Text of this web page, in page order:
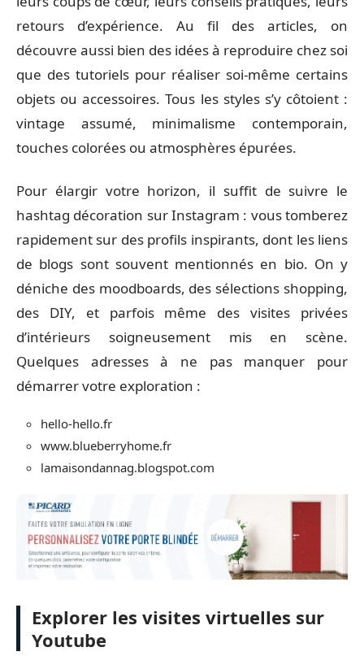
retours d’expérience. Au fil des articles, on
découvre aussi bien des idées à reproduire chez soi
que des tutoriels pour réaliser soi-même certains
objets ou accessoires. Tous les styles s’y côtoient :
vintage assumé, minimalisme contemporain,
touches colorées ou atmosphères épurées.
Pour élargir votre horizon, il suffit de suivre le
hashtag décoration sur Instagram : vous tomberez
rapidement sur des profils inspirants, dont les liens
de blogs sont souvent mentionnés en bio. On y
déniche des moodboards, des sélections shopping,
des DIY, et parfois même des visites privées
d’intérieurs soigneusement mis en scène.
Quelques adresses à ne pas manquer pour
démarrer votre exploration :
hello-hello.fr
www.blueberryhome.fr
lamaisondannag.blogspot.com
Explorer les visites virtuelles sur
Youtube